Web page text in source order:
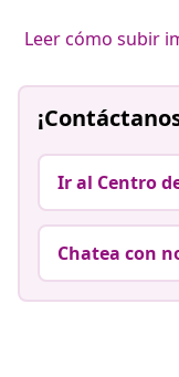
Leer cómo subir
Ir al Centro
Chatea con